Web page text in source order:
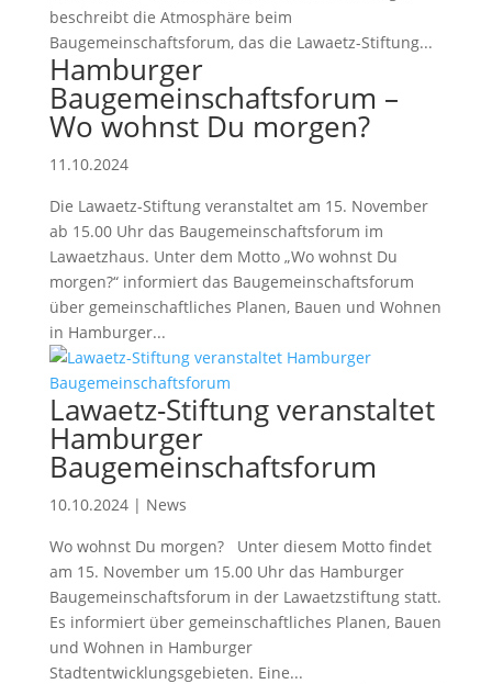
beschreibt die Atmosphäre beim
Baugemeinschaftsforum, das die Lawaetz-Stiftung...
Hamburger
Baugemeinschaftsforum –
Wo wohnst Du morgen?
11.10.2024
Die Lawaetz-Stiftung veranstaltet am 15. November
ab 15.00 Uhr das Baugemeinschaftsforum im
Lawaetzhaus. Unter dem Motto „Wo wohnst Du
morgen?“ informiert das Baugemeinschaftsforum
über gemeinschaftliches Planen, Bauen und Wohnen
in Hamburger...
Lawaetz-Stiftung veranstaltet
Hamburger
Baugemeinschaftsforum
10.10.2024| News
Wo wohnst Du morgen? Unter diesem Motto findet
am 15. November um 15.00 Uhr das Hamburger
Baugemeinschaftsforum in der Lawaetzstiftung statt.
Es informiert über gemeinschaftliches Planen, Bauen
und Wohnen in Hamburger
Stadtentwicklungsgebieten. Eine...